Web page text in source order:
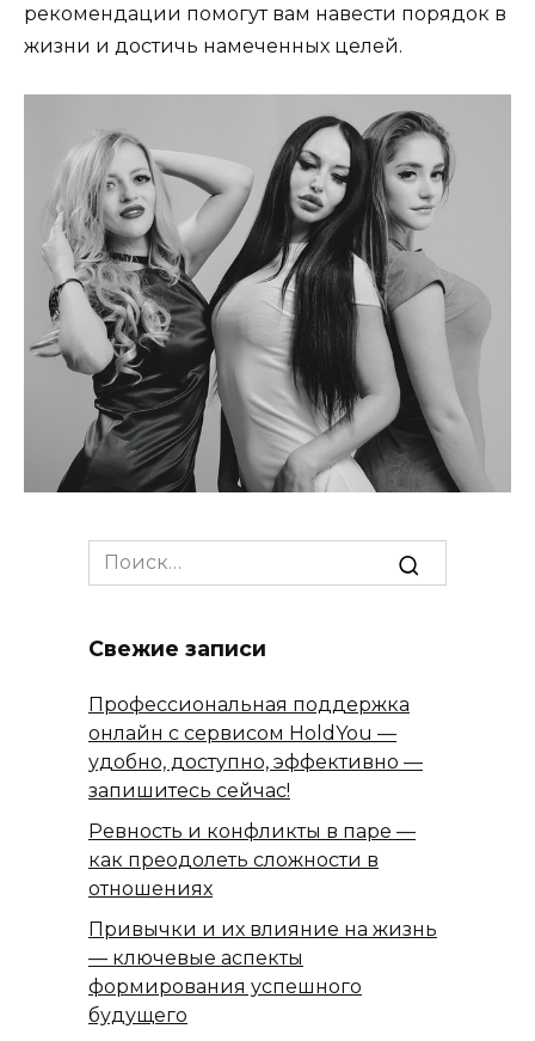
рекомендации помогут вам навести порядок в
жизни и достичь намеченных целей.
Search
for:
Свежие записи
Профессиональная поддержка
онлайн с сервисом HoldYou —
удобно, доступно, эффективно —
запишитесь сейчас!
Ревность и конфликты в паре —
как преодолеть сложности в
отношениях
Привычки и их влияние на жизнь
— ключевые аспекты
формирования успешного
будущего